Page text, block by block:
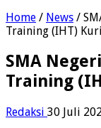
Home / News /
Training (IHT)
SMA
Training
Redaksi 30 Juli